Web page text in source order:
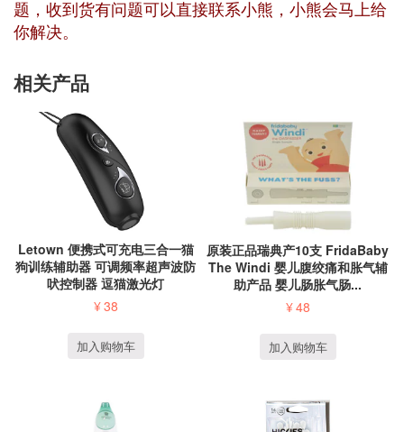
题，收到货有问题可以直接联系小熊，小熊会马上给
你解决。
相关产品
Letown 便携式可充电三合一猫
狗训练辅助器 可调频率超声波防
吠控制器 逗猫激光灯
¥38
加入购物车
原装正品瑞典产10支 FridaBaby
The Windi 婴儿腹绞痛和胀气辅
助产品 婴儿肠胀气肠...
¥48
加入购物车